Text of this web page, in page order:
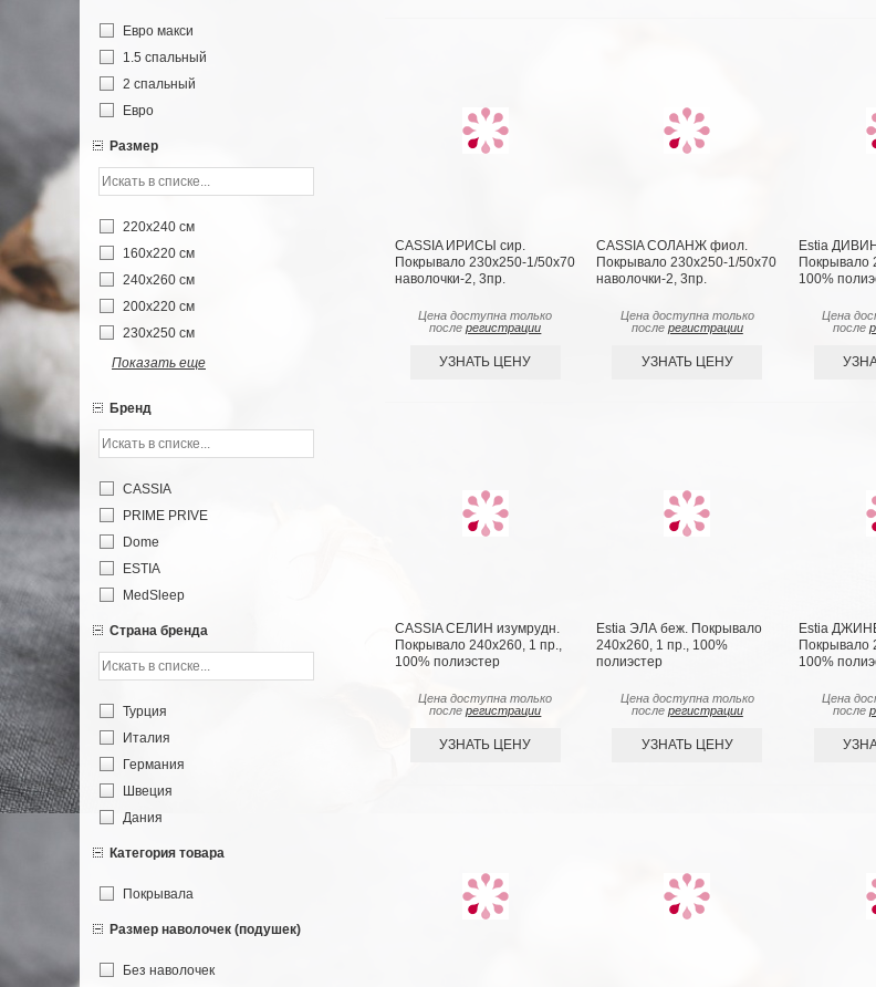
CASSIA ИРИСЫ сир.
Покрывало 230x250-1/50х70
наволочки-2, 3пр.
Цена доступна только
послерегистрации
УЗНАТЬ ЦЕНУ
CASSIA СОЛАНЖ фиол.
Покрывало 230x250-1/50х70
наволочки-2, 3пр.
Цена доступна только
после регистрации
УЗНАТЬ ЦЕНУ
Estia
Покрывало
100%
Цена
после
CASSIA СЕЛИН изумрудн.
Покрывало 240х260, 1 пр.,
100% полиэстер
Цена доступна только
послерегистрации
УЗНАТЬ ЦЕНУ
Estia ЭЛА беж. Покрывало
240х260, 1 пр., 100%
полиэстер
Цена доступна только
после регистрации
УЗНАТЬ ЦЕНУ
Estia
Покрывало
100%
Цена
после
Евро макси
1.5 спальный
2 спальный
Евро
Размер
220х240 см
160х220 см
240х260 см
200х220 см
230х250 см
Показать еще
Бренд
CASSIA
PRIME PRIVE
Dome
ESTIA
MedSleep
Страна бренда
Турция
Италия
Германия
Швеция
Дания
Категория товара
Покрывала
Размер наволочек (подушек)
Без наволочек